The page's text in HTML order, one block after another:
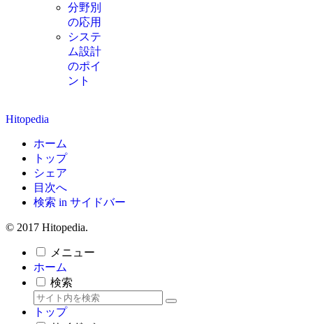
分野別
の応用
システ
ム設計
のポイ
ント
Hitopedia
ホーム
トップ
シェア
目次へ
検索 in サイドバー
© 2017 Hitopedia.
メニュー
ホーム
検索
トップ